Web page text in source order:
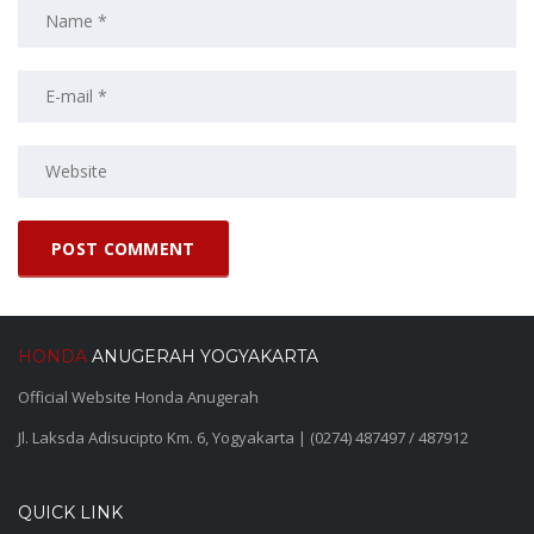
HONDA ANUGERAH YOGYAKARTA
Official Website Honda Anugerah
Jl. Laksda Adisucipto Km. 6, Yogyakarta | (0274) 487497 / 487912
QUICK LINK